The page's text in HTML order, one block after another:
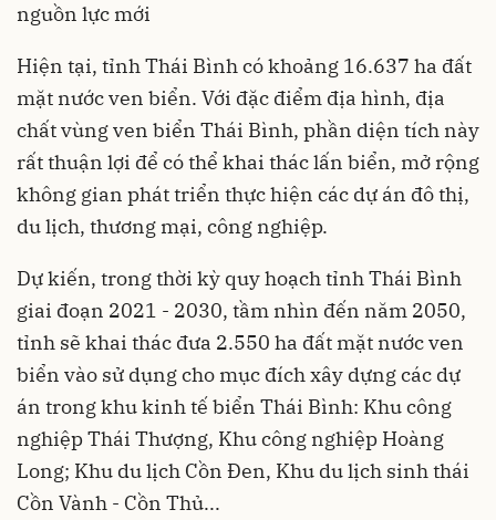
nguồn lực mới
Hiện tại, tỉnh Thái Bình có khoảng 16.637 ha đất
mặt nước ven biển. Với đặc điểm địa hình, địa
chất vùng ven biển Thái Bình, phần diện tích này
rất thuận lợi để có thể khai thác lấn biển, mở rộng
không gian phát triển thực hiện các dự án đô thị,
du lịch, thương mại, công nghiệp.
Dự kiến, trong thời kỳ quy hoạch tỉnh Thái Bình
giai đoạn 2021 - 2030, tầm nhìn đến năm 2050,
tỉnh sẽ khai thác đưa 2.550 ha đất mặt nước ven
biển vào sử dụng cho mục đích xây dựng các dự
án trong khu kinh tế biển Thái Bình: Khu công
nghiệp Thái Thượng, Khu công nghiệp Hoàng
Long; Khu du lịch Cồn Đen, Khu du lịch sinh thái
Cồn Vành - Cồn Thủ...